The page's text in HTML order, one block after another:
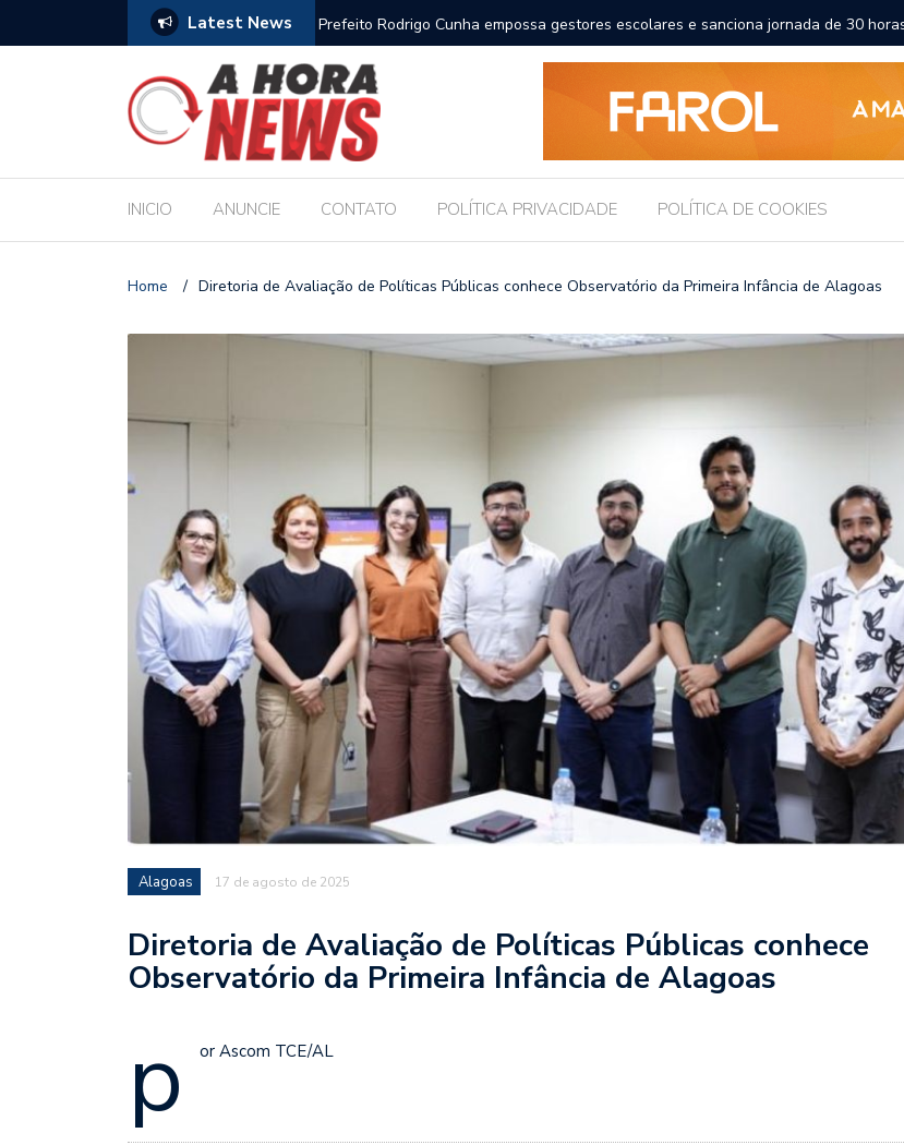
Latest News
escolares e sanciona jornada de 30 horas Escola Massa transforma a educação e amplia horizontes para estudantes da rede
pública de Maceió
INICIO ANUNCIE CONTATO POLÍTICA PRIVACIDADE POLÍTICA DE COOKIES
Home / Diretoria de Avaliação de Políticas Públicas conhece Observatório da Primeira Infância de Alagoas
Alagoas 17 de agosto de 2025
Diretoria de Avaliação de Políticas Públicas conhece
Observatório da Primeira Infância de Alagoas
p or Ascom TCE/AL